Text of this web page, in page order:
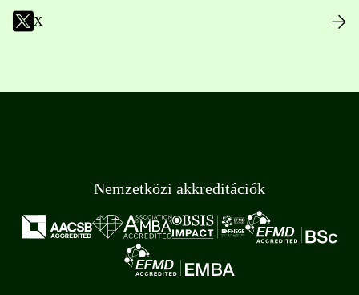
X
Nemzetközi akkreditációk